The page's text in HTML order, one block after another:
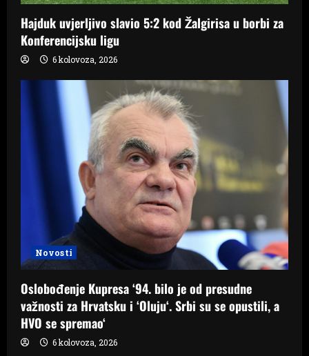
Hajduk uvjerljivo slavio 5:2 kod Žalgirisa u borbi za
Konferencijsku ligu
6 kolovoza, 2026
Novosti
Oslobođenje Kupresa ‘94. bilo je od presudne
važnosti za Hrvatsku i ‘Oluju‘. Srbi su se opustili, a
HVO se spremao‘
6 kolovoza, 2026